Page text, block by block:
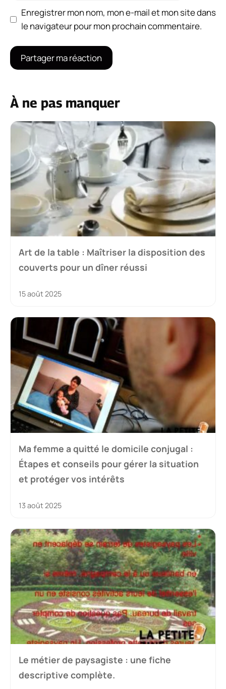
Enregistrer mon nom, mon e-mail et mon site dans
le navigateur pour mon prochain commentaire.
À ne pas manquer
Art de la table : Maîtriser la disposition des
couverts pour un dîner réussi
15 août 2025
Ma femme a quitté le domicile conjugal :
Étapes et conseils pour gérer la situation
et protéger vos intérêts
13 août 2025
Le métier de paysagiste : une fiche
descriptive complète.